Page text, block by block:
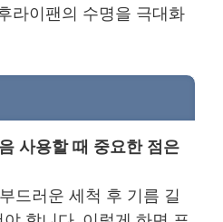
라이팬의 수명을 극대화
사용할 때 중요한 점은
드러운 세척 후 기름 길